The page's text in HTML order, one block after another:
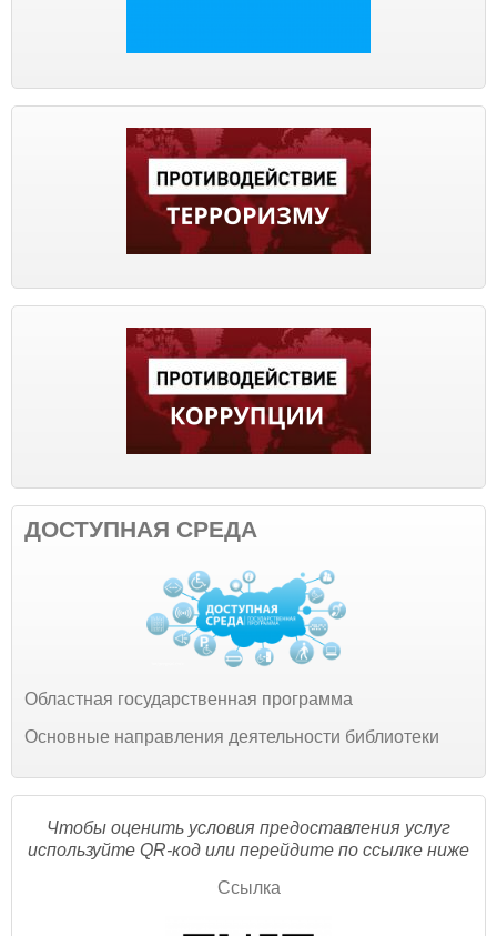
ДОСТУПНАЯ СРЕДА
Областная государственная программа
Основные направления деятельности библиотеки
Чтобы оценить условия предоставления услуг
используйте QR-код или перейдите по ссылке ниже
Ссылка